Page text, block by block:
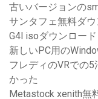
古いバージョンの
サンタフェ無料ダウ
G4l isoダウンロード
新しいPC用の
フレディのVRでの
かった
Metastock xenith無